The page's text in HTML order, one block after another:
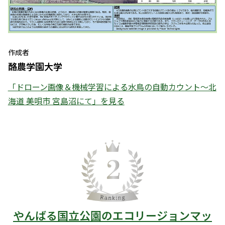
作成者
酪農学園大学
「ドローン画像＆機械学習による水鳥の自動カウント～北
海道 美唄市 宮島沼にて」を見る
やんばる国立公園のエコリージョンマッ